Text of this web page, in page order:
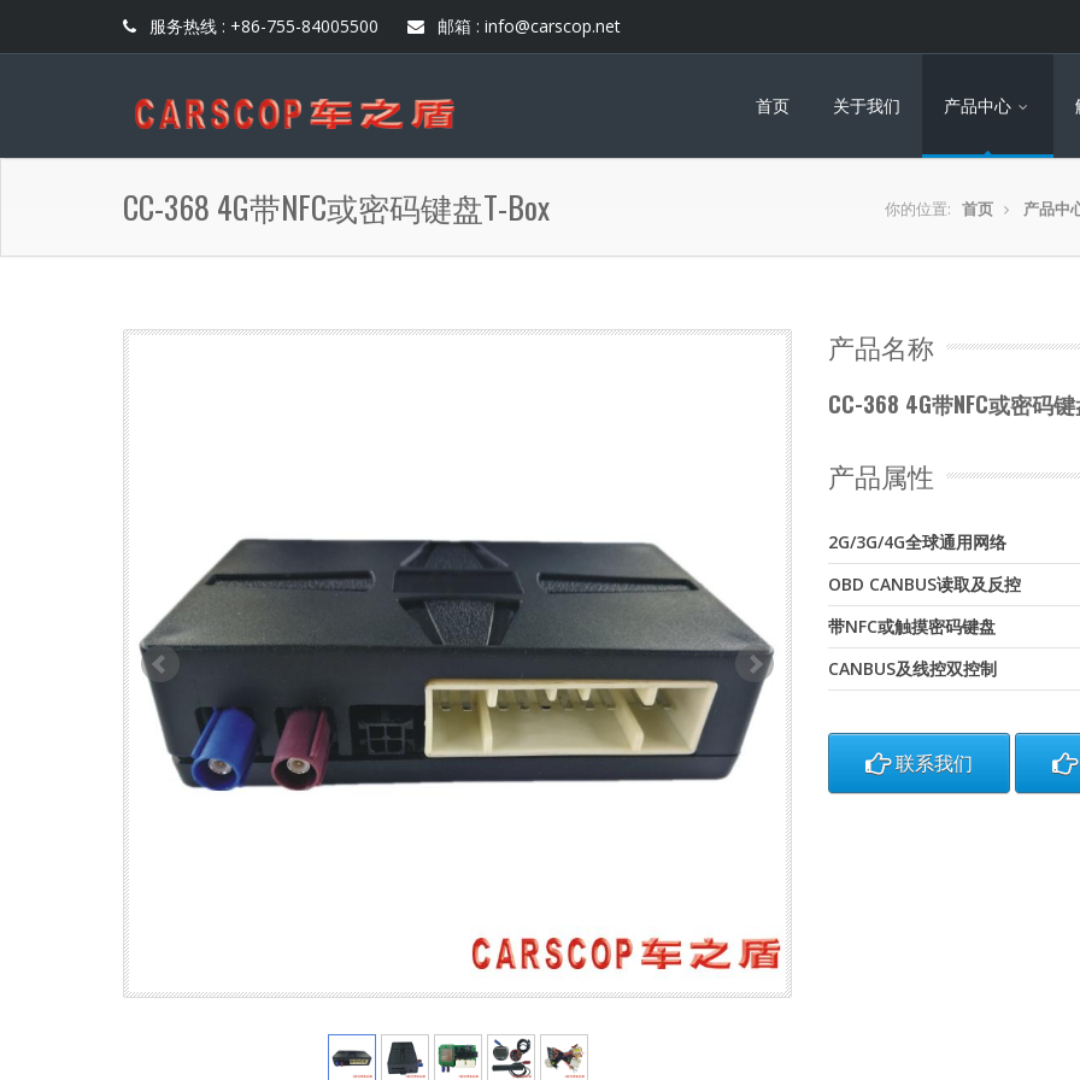
服务热线 : +86-755-84005500 邮箱 : info@carscop.net
首页 关于我们 产品中心
CC-368 4G带NFC或密码键盘T-Box 你的位置: 首页 产品中
产品名称
CC-368 4G带NFC或密码
产品属性
2G/3G/4G全球通用网络
OBD CANBUS读取及反控
带NFC或触摸密码键盘
CANBUS及线控双控制
联系我们